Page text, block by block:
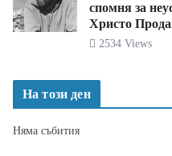
спомня за
Христо
2534 Views
На този ден
Няма събития